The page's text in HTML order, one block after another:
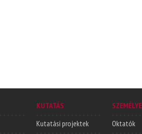
KUTATÁS
Kutatási projektek
Oktatók